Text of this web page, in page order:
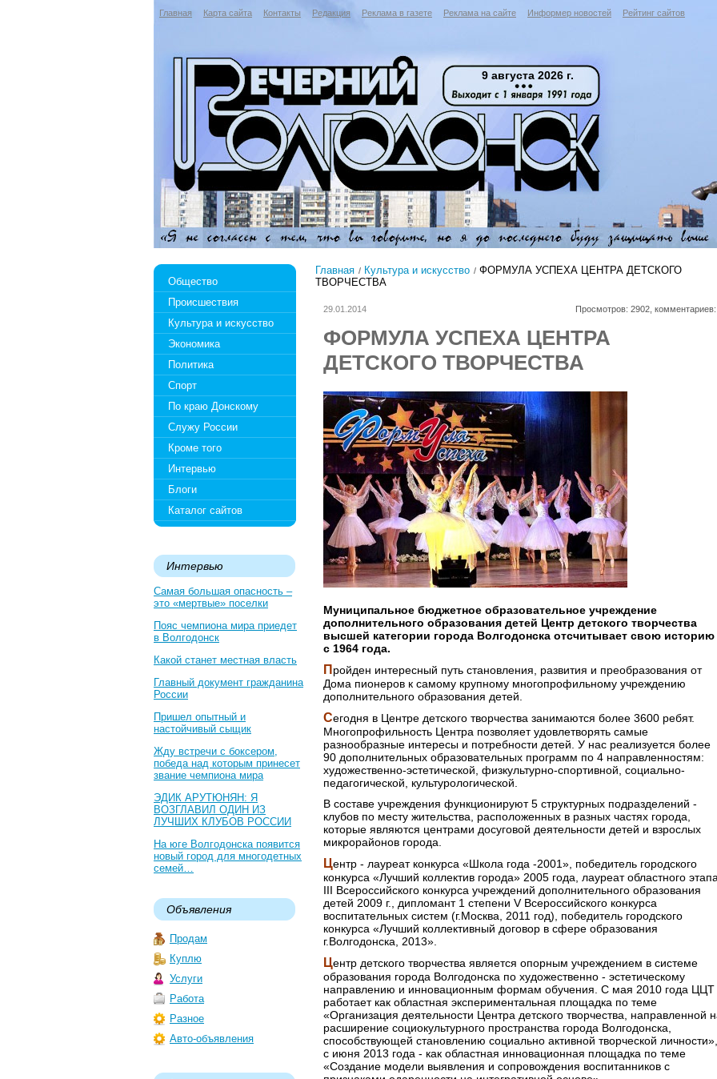
Главная Карта сайта Контакты Редакция Реклама в газете Реклама на сайте Информер новостей Рейтинг сайтов
9 августа 2026 г.
Общество
Происшествия
Культура и искусство
Экономика
Политика
Спорт
По краю Донскому
Служу России
Кроме того
Интервью
Блоги
Каталог сайтов
Интервью
Самая большая опасность –
это «мертвые» поселки
Пояс чемпиона мира приедет
в Волгодонск
Какой станет местная власть
Главный документ гражданина
России
Пришел опытный и
настойчивый сыщик
Жду встречи с боксером,
победа над которым принесет
звание чемпиона мира
ЭДИК АРУТЮНЯН: Я
ВОЗГЛАВИЛ ОДИН ИЗ
ЛУЧШИХ КЛУБОВ РОССИИ
На юге Волгодонска появится
новый город для многодетных
семей…
Объявления
Продам
Куплю
Услуги
Работа
Разное
Авто-объявления
Главная Культура и искусство
ФОРМУЛА УСПЕХА ЦЕНТРА ДЕТСКОГО
ТВОРЧЕСТВА
29.01.2014 Просмотров: 2902, комментариев:
ФОРМУЛА УСПЕХА ЦЕНТРА
ДЕТСКОГО ТВОРЧЕСТВА
Муниципальное бюджетное образовательное учреждение
дополнительного образования детей Центр детского творчества
высшей категории города Волгодонска отсчитывает свою историю
с 1964 года.
П ройден интересный путь становления, развития и преобразования от
Дома пионеров к самому крупному многопрофильному учреждению
дополнительного образования детей.
Сегодня в Центре детского творчества занимаются более 3600 ребят.
Многопрофильность Центра позволяет удовлетворять самые
разнообразные интересы и потребности детей. У нас реализуется более
90 дополнительных образовательных программ по 4 направленностям:
художественно-эстетической, физкультурно-спортивной, социально-
педагогической, культурологической.
В составе учреждения функционируют 5 структурных подразделений -
клубов по месту жительства, расположенных в разных частях города,
которые являются центрами досуговой деятельности детей и взрослых
микрорайонов города.
Центр - лауреат конкурса «Школа года -2001», победитель городского
конкурса «Лучший коллектив города» 2005 года, лауреат областного этапа
III Всероссийского конкурса учреждений дополнительного образования
детей 2009 г., дипломант 1 степени V Всероссийского конкурса
воспитательных систем (г.Москва, 2011 год), победитель городского
конкурса «Лучший коллективный договор в сфере образования
г.Волгодонска, 2013».
Центр детского творчества является опорным учреждением в системе
образования города Волгодонска по художественно - эстетическому
направлению и инновационным формам обучения. С мая 2010 года ЦЦТ
работает как областная экспериментальная площадка по теме
«Организация деятельности Центра детского творчества, направленной
расширение социокультурного пространства города Волгодонска,
способствующей становлению социально активной творческой личности»,
с июня 2013 года - как областная инновационная площадка по теме
«Создание модели выявления и сопровождения воспитанников с